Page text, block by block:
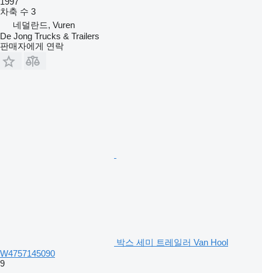
차축 수 3
네덜란드, Vuren
De Jong Trucks & Trailers
판매자에게 연락
박스 세미 트레일러 Van Hool
W4757145090
9